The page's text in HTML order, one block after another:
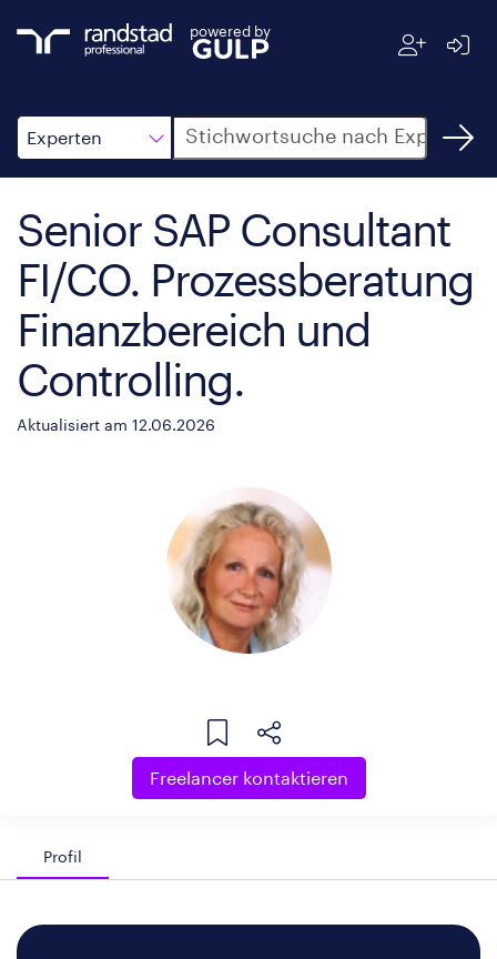
powered by
Experten
Suche
Senior SAP Consultant
FI/CO. Prozessberatung
Finanzbereich und
Controlling.
Aktualisiert am 12.06.2026
Freelancer kontaktieren
Profil